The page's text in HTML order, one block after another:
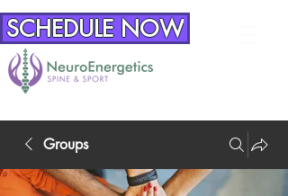
SCHEDULE NOW
Groups